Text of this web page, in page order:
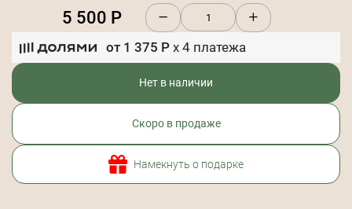
5 500 Р
от 1 375 Р x 4 платежа
Нет в наличии
Скоро в продаже
Намекнуть о подарке